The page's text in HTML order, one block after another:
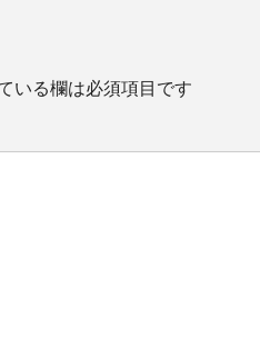
いる欄は必須項目です